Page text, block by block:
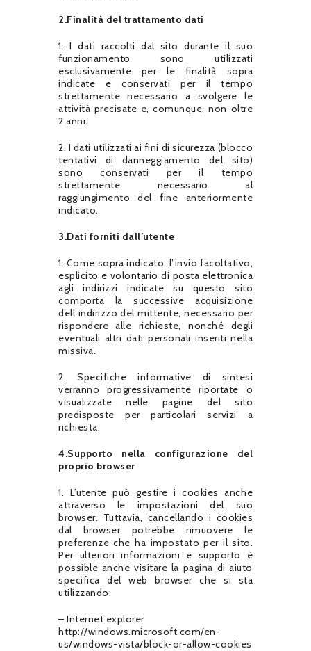
2.Finalità del trattamento dati
1. I dati raccolti dal sito durante il suo
funzionamento sono utilizzati
esclusivamente per le finalità sopra
indicate e conservati per il tempo
strettamente necessario a svolgere le
attività precisate e, comunque, non oltre
2 anni.
2. I dati utilizzati ai fini di sicurezza (blocco
tentativi di danneggiamento del sito)
sono conservati per il tempo
strettamente necessario al
raggiungimento del fine anteriormente
indicato.
3.Dati forniti dall’utente
1. Come sopra indicato, l’invio facoltativo,
esplicito e volontario di posta elettronica
agli indirizzi indicate su questo sito
comporta la successive acquisizione
dell’indirizzo del mittente, necessario per
rispondere alle richieste, nonché degli
eventuali altri dati personali inseriti nella
missiva.
2. Specifiche informative di sintesi
verranno progressivamente riportate o
visualizzate nelle pagine del sito
predisposte per particolari servizi a
richiesta.
4.Supporto nella configurazione del
proprio browser
1. L’utente può gestire i cookies anche
attraverso le impostazioni del suo
browser. Tuttavia, cancellando i cookies
dal browser potrebbe rimuovere le
preferenze che ha impostato per il sito.
Per ulteriori informazioni e supporto è
possible anche visitare la pagina di aiuto
specifica del web browser che si sta
utilizzando:
– Internet explorer
http://windows.microsoft.com/en-
us/windows-vista/block-or-allow-cookies